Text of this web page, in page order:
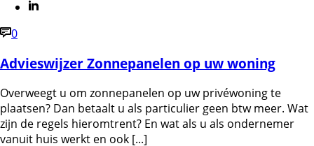
0
Advieswijzer Zonnepanelen op uw woning
Overweegt u om zonnepanelen op uw privéwoning te
plaatsen? Dan betaalt u als particulier geen btw meer. Wat
zijn de regels hieromtrent? En wat als u als ondernemer
vanuit huis werkt en ook [...]